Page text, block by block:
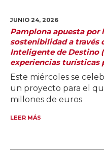
JUNIO 24, 2026
Pamplona apuesta por
sostenibilidad a través
Inteligente de Destino
experiencias turísticas
Este miércoles se
un proyecto para el
millones de euros
LEER MÁS